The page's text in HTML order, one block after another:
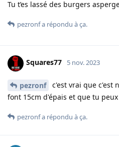
Tu t’es lassé des burgers
pezronfa répondu à ça.
Squares77 5 nov. 2023
pezronf
c'est vrai que c'est
font 15cm d'épais et que tu
pezronfa répondu à ça.